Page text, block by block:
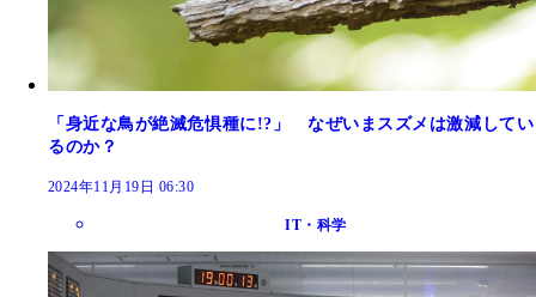
「身近な鳥が絶滅危惧種に!?」 なぜいまスズメは激減してい
るのか？
2024年11月19日 06:30
IT・科学